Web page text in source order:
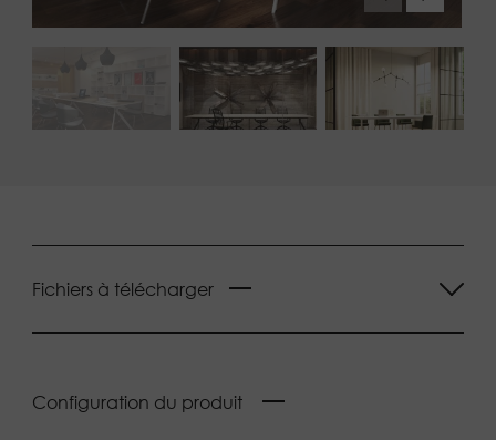
Fichiers à télécharger
Configuration du produit